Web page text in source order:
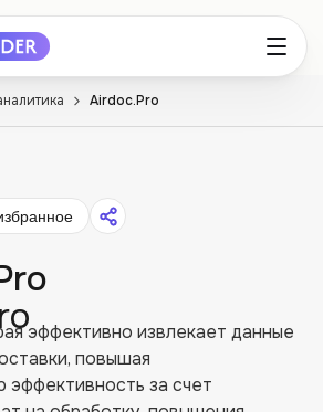
Airdoc.Pro
эффективно извлекает данные
повышая
эффективность за счет